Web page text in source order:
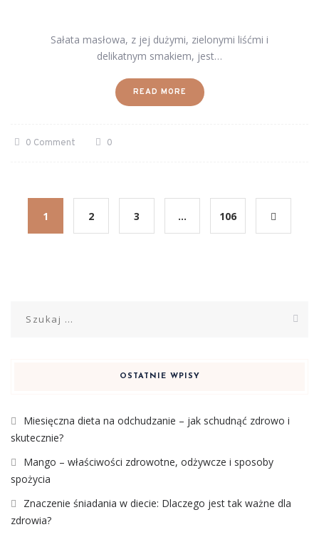
Sałata masłowa, z jej dużymi, zielonymi liśćmi i
delikatnym smakiem, jest…
READ MORE
0 Comment 0
1 2 3 … 106
OSTATNIE WPISY
Miesięczna dieta na odchudzanie – jak schudnąć zdrowo i
skutecznie?
Mango – właściwości zdrowotne, odżywcze i sposoby
spożycia
Znaczenie śniadania w diecie: Dlaczego jest tak ważne dla
zdrowia?